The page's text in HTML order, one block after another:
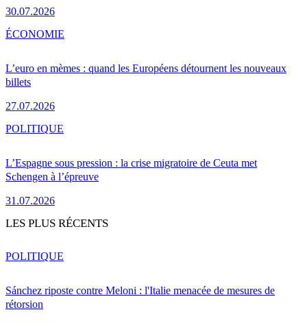
30.07.2026
L’euro en mèmes : quand les Européens détournent les nouveaux
billets
27.07.2026
ÉCONOMIE
L’Espagne sous pression : la crise migratoire de Ceuta met
Schengen à l’épreuve
31.07.2026
POLITIQUE
LES PLUS RÉCENTS
Sánchez riposte contre Meloni : l'Italie menacée de mesures de
rétorsion
POLITIQUE